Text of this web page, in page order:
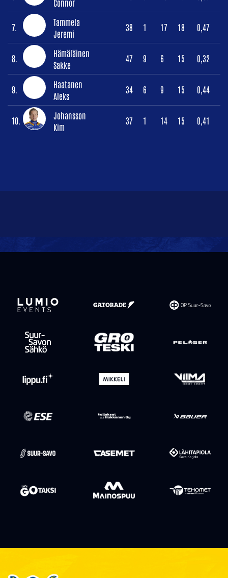
Connor
7.
Tammela
Jeremi
38 1 17 18 0,47
8.
Hämäläinen
Sakke
47 9 6 15 0,32
9.
Haatanen
Aleks
34 6 9 15 0,44
10.
Johansson
Kim
37 1 14 15 0,41